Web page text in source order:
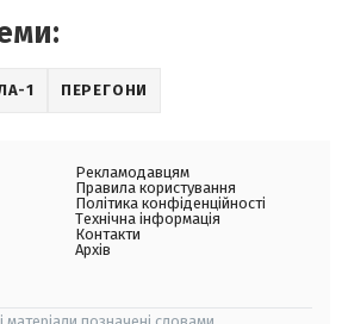
1 ПЕРЕГОНИ
Рекламодавцям
Правила користування
Політика конфіденційності
Технічна інформація
Контакти
Архів